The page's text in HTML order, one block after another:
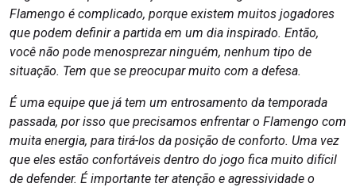
Flamengo é complicado, porque existem muitos jogadores
que podem definir a partida em um dia inspirado. Então,
você não pode menosprezar ninguém, nenhum tipo de
situação. Tem que se preocupar muito com a defesa.
É uma equipe que já tem um entrosamento da temporada
passada, por isso que precisamos enfrentar o Flamengo com
muita energia, para tirá-los da posição de conforto. Uma vez
que eles estão confortáveis dentro do jogo fica muito difícil
de defender. É importante ter atenção e agressividade o